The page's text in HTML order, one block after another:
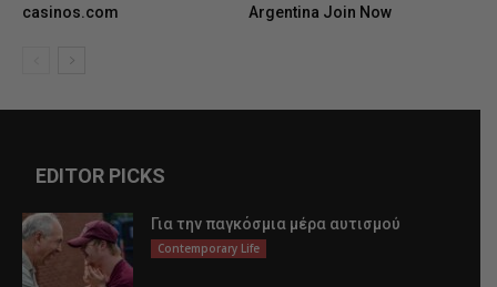
casinos.com
Argentina Join Now
EDITOR PICKS
Για την παγκόσμια μέρα αυτισμού
Contemporary Life